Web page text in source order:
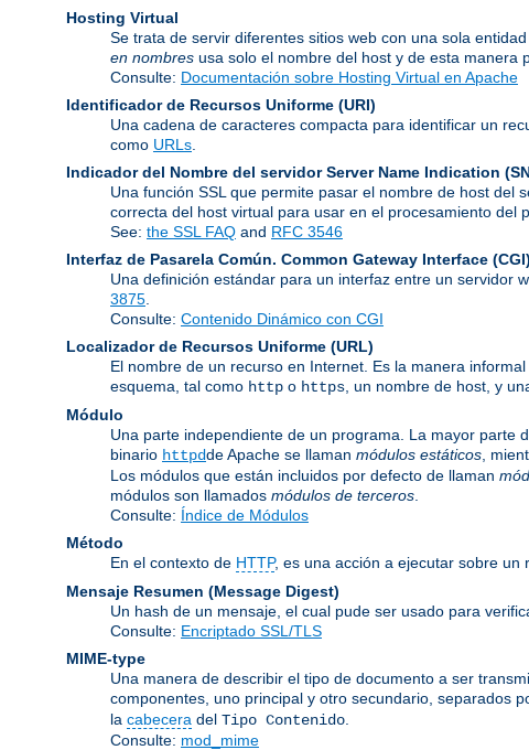
Hosting Virtual
Se trata de servir diferentes sitios web con una sola entidad
en nombres usa solo el nombre del host y de esta manera
Consulte: Documentación sobre Hosting Virtual en Apache
Identificador de Recursos Uniforme (URI)
Una cadena de caracteres compacta para identificar un
como URLs
Indicador del Nombre del servidor Server Name Indication
Una función SSL que permite pasar el nombre de host del
correcta del host virtual para usar en el procesamiento del
See: the SSL FAQ and RFC 3546
Interfaz de Pasarela Común. Common Gateway Interface (CGI)
Una definición estándar para un interfaz entre un servidor
3875
Consulte: Contenido Dinámico con CGI
Localizador de Recursos Uniforme (URL)
El nombre de un recurso en Internet. Es la manera
esquema, tal como http o https , un nombre de host, y
Módulo
Una parte independiente de un programa. La mayor parte
binario httpdde Apache se llaman módulos estáticos ,
Los módulos que están incluidos por defecto de llaman
módulos son llamados módulos de terceros
Consulte: Índice de Módulos
Método
En el contexto de HTTP, es una acción a ejecutar sobre un
Mensaje Resumen (Message Digest)
Un hash de un mensaje, el cual pude ser usado para
Consulte: Encriptado SSL/TLS
MIME-type
Una manera de describir el tipo de documento a ser
componentes, uno principal y otro secundario, separados
la cabecera del Tipo Contenido
Consulte: mod_mime